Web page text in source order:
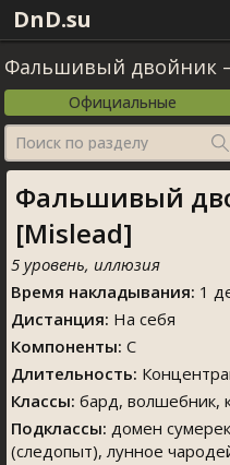
DnD.su
Фальшивый двойник
Официальные
Поиск по разделу
Фальшивый
[Mislead]
5 уровень, иллюзия
Время накладывания: 1
Дистанция: На себя
Компоненты: С
Длительность:
Классы: бард, волшебник,
Подклассы: домен
(следопыт), лунное